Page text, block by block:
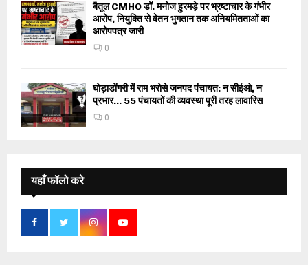
बैतूल CMHO डॉ. मनोज हुरमड़े पर भ्रष्टाचार के गंभीर
आरोप, नियुक्ति से वेतन भुगतान तक अनियमितताओं का
आरोपपत्र जारी
0
घोड़ाडोंगरी में राम भरोसे जनपद पंचायत: न सीईओ, न
प्रभार… 55 पंचायतों की व्यवस्था पूरी तरह लावारिस
0
यहाँ फॉलो करे